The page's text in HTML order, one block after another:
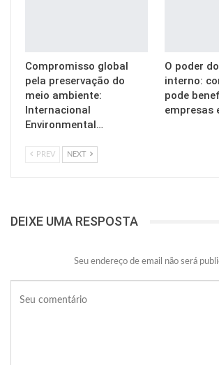
Compromisso global
pela preservação do
meio ambiente:
Internacional
Environmental…
O poder
interno:
pode
empresas
PREV NEXT
DEIXE UMA RESPOSTA
Seu endereço de email não será